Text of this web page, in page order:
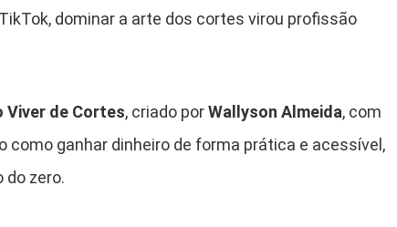
dominar a arte dos cortes virou profissão
Viver de Cortes, criado porWallyson Almeida, com
como ganhar dinheiro de forma prática e acessível,
zero.